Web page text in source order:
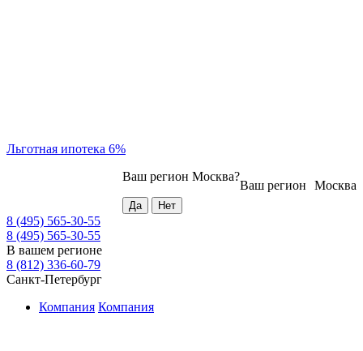
Льготная ипотека 6%
Москва
Ваш регион
Ваш регион Москва?
8 (495) 565-30-55
8 (495) 565-30-55
В вашем регионе
8 (812) 336-60-79
Санкт-Петербург
Компания Компания